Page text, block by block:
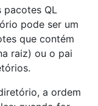
pacotes QL
pode ser um
que contém
raiz) ou o pai
a ordem